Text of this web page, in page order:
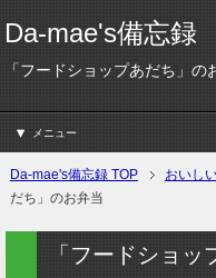
Da-mae's備忘録
「フードショップあだち」の
メニュー
Da-mae's備忘録 TOP おいし
だち」のお弁当
「フードショ